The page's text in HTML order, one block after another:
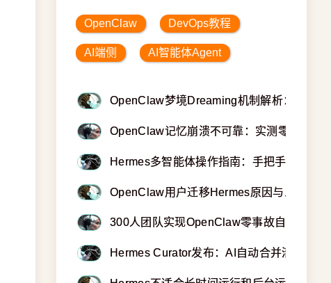
OpenClaw DevOps教程
AI端侧 AI智能体Agent
OpenClaw梦境Dreaming机制解析：一套
OpenClaw记忆崩溃不可靠：实测零真正用
Hermes多智能体操作指南：手把手教你搭
OpenClaw用户迁移Hermes原因与三大配
300人团队实现OpenClaw零事故自动化运
Hermes Curator发布：AI自动合并清理技